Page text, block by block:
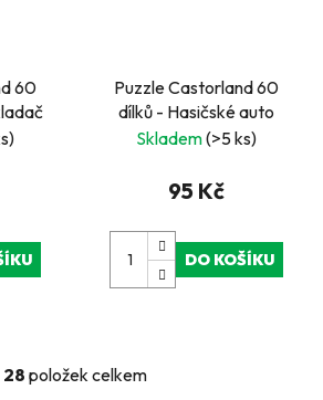
60
Puzzle Castorland 60
dílků - Hasičské auto
Skladem(>5 ks)
95 Kč
DO KOŠÍKU
O
28 položek celkem